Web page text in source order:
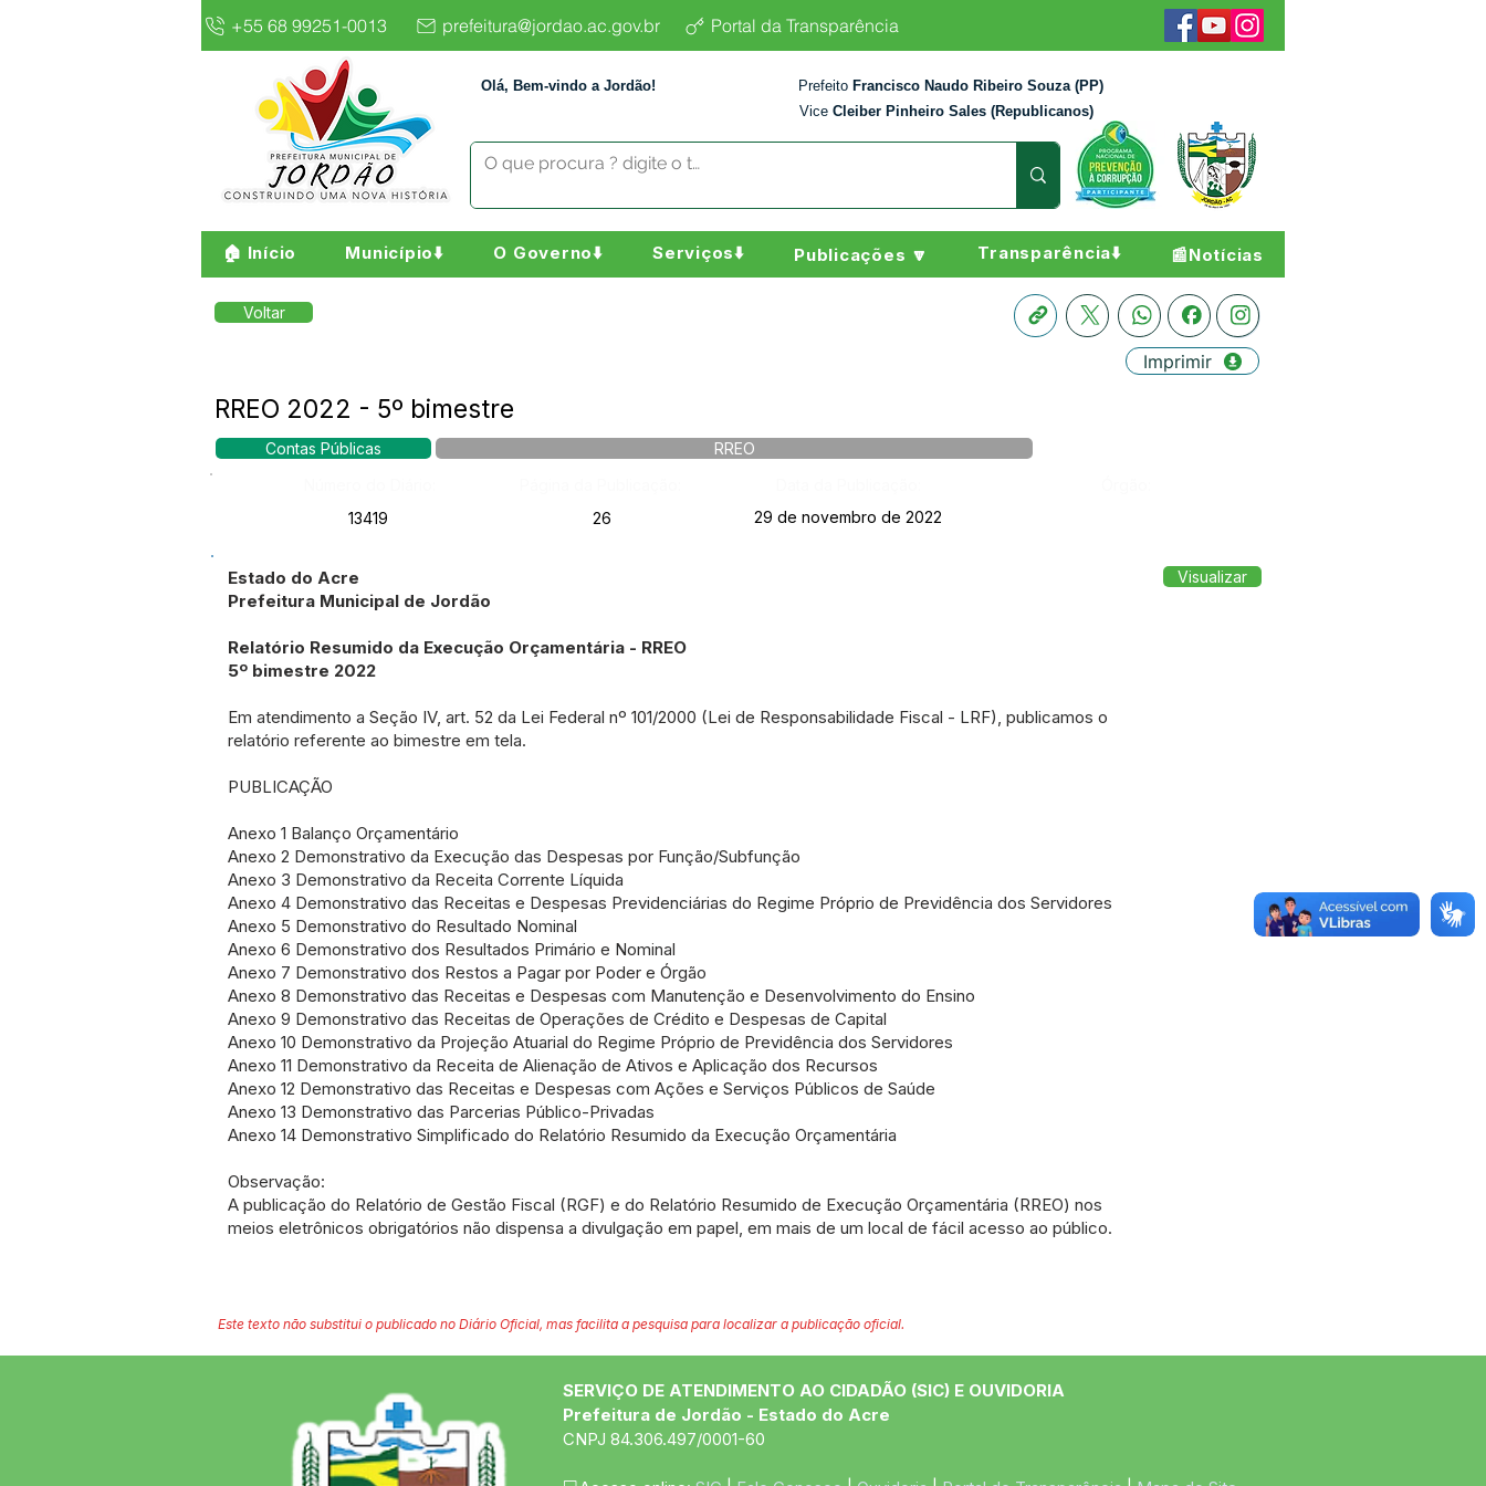
+55 68 99251-0013 prefeitura@jordao.ac.gov.br Portal da Transparência
Olá, Bem-vindo a Jordão! Prefeito Francisco Naudo Ribeiro Souza (PP)
Vice Cleiber Pinheiro Sales (Republicanos)
🏠 Início Município⬇️ O Governo⬇️ Serviços⬇️ Publicações 🔽 Transparência⬇️ 📰Notícias
Voltar
Imprimir
RREO 2022 - 5º bimestre
Contas Públicas
RREO
13419
26 29 de novembro de 2022
Estado do Acre
Prefeitura Municipal de Jordão
Relatório Resumido da Execução Orçamentária - RREO
5º bimestre 2022
Em atendimento a Seção IV, art. 52 da Lei Federal nº 101/2000 (Lei de Responsabilidade Fiscal - LRF), publicamos o
relatório referente ao bimestre em tela.
PUBLICAÇÃO
Anexo 1 Balanço Orçamentário
Anexo 2 Demonstrativo da Execução das Despesas por Função/Subfunção
Anexo 3 Demonstrativo da Receita Corrente Líquida
Anexo 4 Demonstrativo das Receitas e Despesas Previdenciárias do Regime Próprio de Previdência dos Servidores
Anexo 5 Demonstrativo do Resultado Nominal
Anexo 6 Demonstrativo dos Resultados Primário e Nominal
Anexo 7 Demonstrativo dos Restos a Pagar por Poder e Órgão
Anexo 8 Demonstrativo das Receitas e Despesas com Manutenção e Desenvolvimento do Ensino
Anexo 9 Demonstrativo das Receitas de Operações de Crédito e Despesas de Capital
Anexo 10 Demonstrativo da Projeção Atuarial do Regime Próprio de Previdência dos Servidores
Anexo 11 Demonstrativo da Receita de Alienação de Ativos e Aplicação dos Recursos
Anexo 12 Demonstrativo das Receitas e Despesas com Ações e Serviços Públicos de Saúde
Anexo 13 Demonstrativo das Parcerias Público-Privadas
Anexo 14 Demonstrativo Simplificado do Relatório Resumido da Execução Orçamentária
Observação:
A publicação do Relatório de Gestão Fiscal (RGF) e do Relatório Resumido de Execução Orçamentária (RREO) nos
meios eletrônicos obrigatórios não dispensa a divulgação em papel, em mais de um local de fácil acesso ao público.
Visualizar
Este texto não substitui o publicado no Diário Oficial, mas facilita a pesquisa para localizar a publicação oficial.
SERVIÇO DE ATENDIMENTO AO CIDADÃO (SIC) E OUVIDORIA
Prefeitura de Jordão - Estado do Acre
CNPJ 84.306.497/0001-60